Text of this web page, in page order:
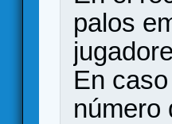
palos
En
número